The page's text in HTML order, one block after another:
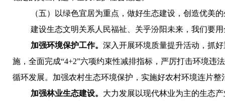
（五）
以绿色宜居为重点，做好生态建设，创造优美
建设生态文明关系人民福祉、关乎汾阳未来，我们要
加强环境保护工作。 深入开展环境质量提升活动，抓
施，全面完成“4+2”六项约束性减排指标 ，严厉打击环境违
循环发展。加强农村生态环境保护，实施好农村环境连片
加强林业生态建设。 大力发展以现代林业为主的生态